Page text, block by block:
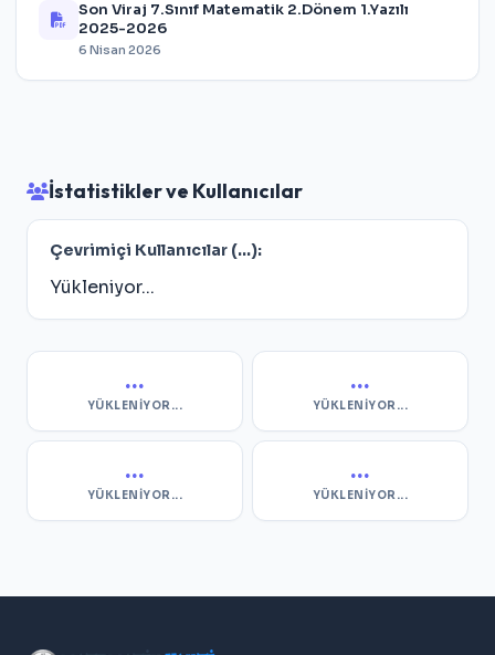
Son Viraj 7.Sınıf Matematik 2.Dönem 1.Yazılı
2025-2026
6 Nisan 2026
İstatistikler ve Kullanıcılar
Çevrimiçi Kullanıcılar (...):
Yükleniyor...
...
YÜKLENIYOR...
...
YÜKLENIYOR...
...
YÜKLENIYOR...
...
YÜKLENIYOR...